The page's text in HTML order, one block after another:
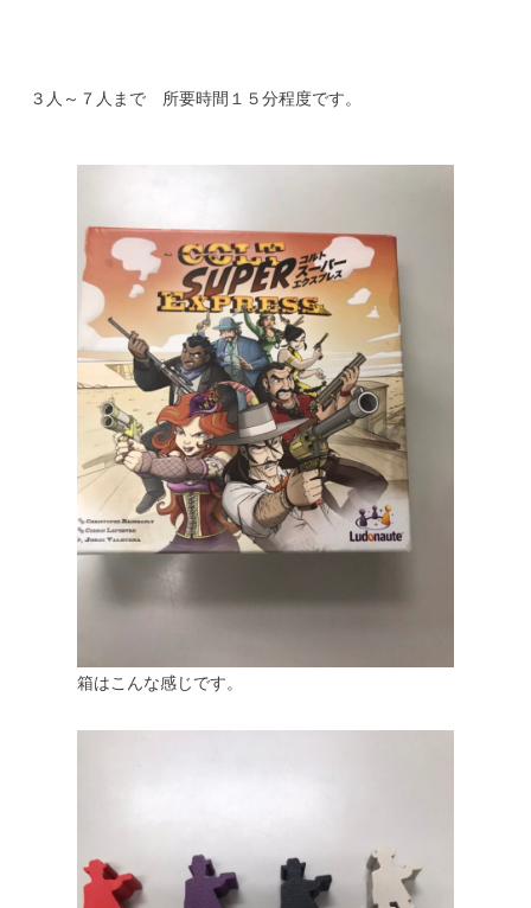
３人～７人まで 所要時間１５分程度です。
箱はこんな感じです。